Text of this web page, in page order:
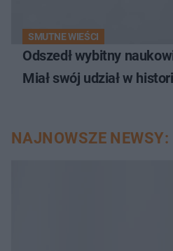
SMUTNE WIEŚCI
Odszedł wybitny
Miał swój udział w
NAJNOWSZE NEWSY: